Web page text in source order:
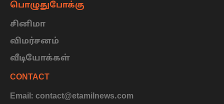
பொழுதுபோக்கு
சினிமா
விமர்சனம்
வீடியோக்கள்
CONTACT
Email: contact@etamilnews.com